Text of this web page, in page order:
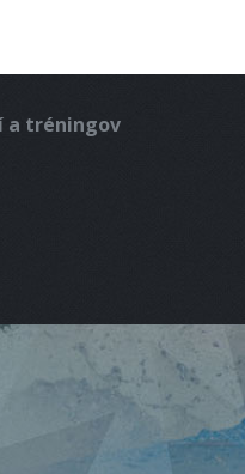
a tréningov